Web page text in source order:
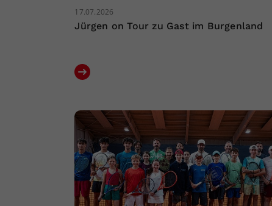
17.07.2026
Jürgen on Tour zu Gast im Burgenland